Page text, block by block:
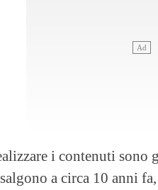
i contenuti sono
a circa 10 anni